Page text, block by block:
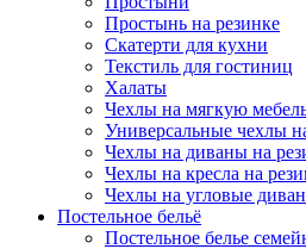
Простынь на резинке
Скатерти для кухни
Текстиль для гостиниц
Халаты
Чехлы на мягкую
Универсальные чехлы
Чехлы на диваны на
Чехлы на кресла на
Чехлы на угловые
Постельное бельё
Постельное белье